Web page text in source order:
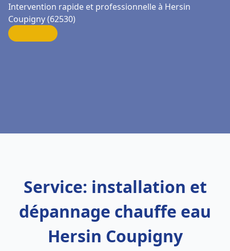
Intervention rapide et professionnelle à Hersin
Coupigny (62530)
Service: installation et
dépannage chauffe eau
Hersin Coupigny